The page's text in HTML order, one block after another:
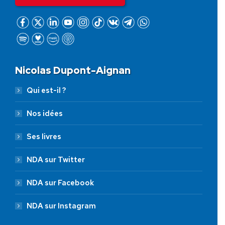
Nicolas Dupont-Aignan
Qui est-il ?
Nos idées
Ses livres
NDA sur Twitter
NDA sur Facebook
NDA sur Instagram